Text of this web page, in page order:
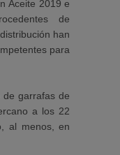
Aceite 2019 e
de
han
para
garrafas de
a los 22
al menos, en